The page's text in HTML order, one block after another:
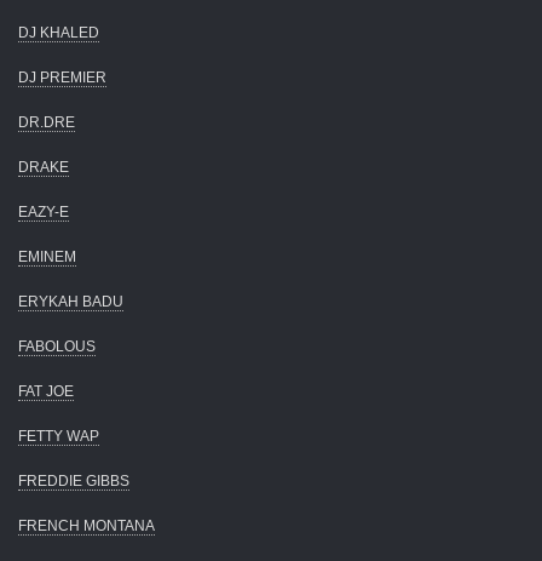
DJ KHALED
DJ PREMIER
DR.DRE
DRAKE
EAZY-E
EMINEM
ERYKAH BADU
FABOLOUS
FAT JOE
FETTY WAP
FREDDIE GIBBS
FRENCH MONTANA